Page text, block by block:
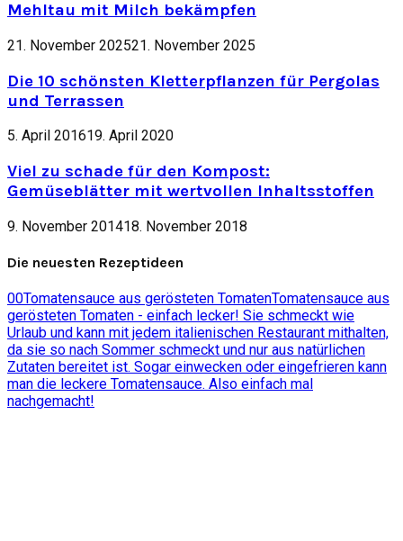
Mehltau mit Milch bekämpfen
21. November 202521. November 2025
Die 10 schönsten Kletterpflanzen für Pergolas
und Terrassen
5. April 201619. April 2020
Viel zu schade für den Kompost:
Gemüseblätter mit wertvollen Inhaltsstoffen
9. November 201418. November 2018
Die neuesten Rezeptideen
00Tomatensauce aus gerösteten TomatenTomatensauce aus
gerösteten Tomaten - einfach lecker! Sie schmeckt wie
Urlaub und kann mit jedem italienischen Restaurant mithalten,
da sie so nach Sommer schmeckt und nur aus natürlichen
Zutaten bereitet ist. Sogar einwecken oder eingefrieren kann
man die leckere Tomatensauce. Also einfach mal
nachgemacht!